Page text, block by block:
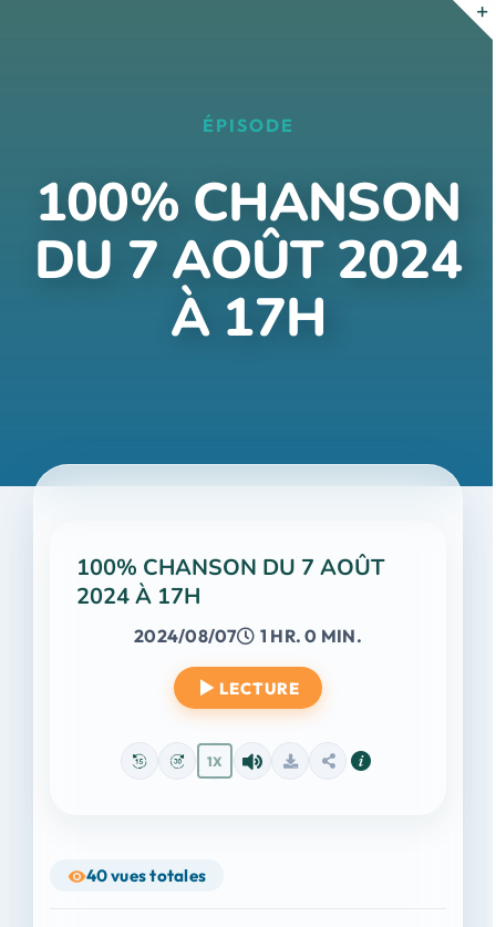
ÉPISODE
100% CHANSON
DU 7 AOÛT 2024
À 17H
100% CHANSON DU 7 AOÛT
2024 À 17H
2024/08/07 1 HR. 0 MIN.
LECTURE
1X
40vues totales